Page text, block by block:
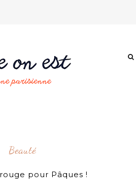
Beauté
pour Pâques !